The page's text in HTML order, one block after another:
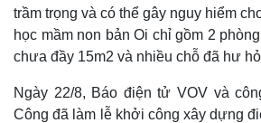
trầm trọng và có thể gây nguy hiểm
học mầm non bản Oi chỉ gồm 2
chưa đầy 15m2 và nhiều chỗ đã hư
Ngày 22/8, Báo điện tử VOV và
Công đã làm lễ khởi công xây dựng